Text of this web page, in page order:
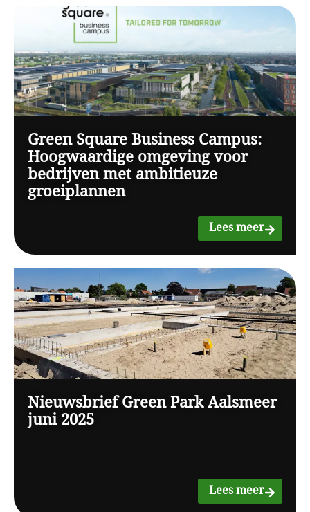
Green Square Business Campus:
Hoogwaardige omgeving voor
bedrijven met ambitieuze
groeiplannen
Lees meer
Nieuwsbrief Green Park Aalsmeer
juni 2025
Lees meer